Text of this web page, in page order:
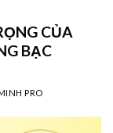
CỦA
BẠC
PRO